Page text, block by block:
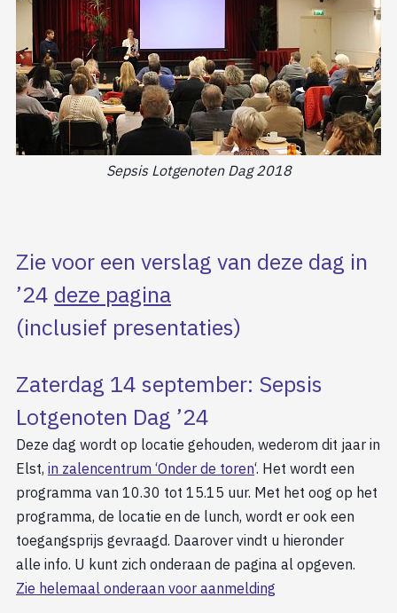
Sepsis Lotgenoten Dag 2018
Zie voor een verslag van deze dag in
’24 deze pagina
(inclusief presentaties)
Zaterdag 14 september: Sepsis
Lotgenoten Dag ’24
Deze dag wordt op locatie gehouden, wederom dit jaar in
Elst, in zalencentrum ‘Onder de toren‘. Het wordt een
programma van 10.30 tot 15.15 uur. Met het oog op het
programma, de locatie en de lunch, wordt er ook een
toegangsprijs gevraagd. Daarover vindt u hieronder
alle info. U kunt zich onderaan de pagina al opgeven.
Zie helemaal onderaan voor aanmelding